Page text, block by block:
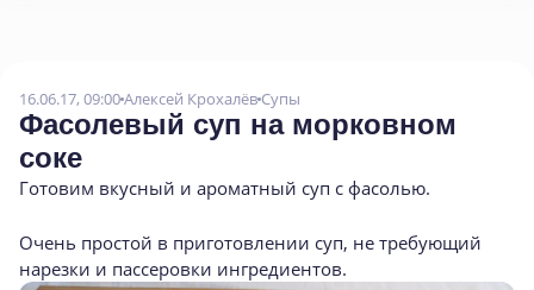
16.06.17, 09:00Алексей Крохалёв Супы
Фасолевый суп на морковном
соке
Готовим вкусный и ароматный суп с фасолью.
Очень простой в приготовлении суп, не требующий
нарезки и пассеровки ингредиентов.